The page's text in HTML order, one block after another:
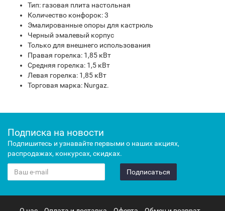
Тип: газовая плита настольная
Количество конфорок: 3
Эмалированные опоры для кастрюль
Черный эмалевый корпус
Только для внешнего использования
Правая горелка: 1,85 кВт
Средняя горелка: 1,5 кВт
Левая горелка: 1,85 кВт
Торговая марка: Nurgaz.
Подписка на новости
Подпишитесь и узнавайте первыми о наших акциях,
распродажах, конкурсах, скидках.
Подписаться